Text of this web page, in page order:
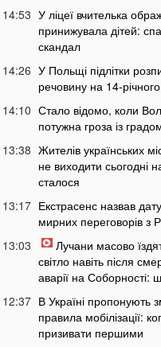
14:53 У ліцеї вчителька
принижувала дітей:
скандал
14:26 У Польщі підлітки
речовину на 14-
14:10 Стало відомо, коли
потужна гроза із
13:38 Жителів українських
не виходити сьогодні
сталося
13:17 Екстрасенс назвав
мирних переговорів з
13:03
Лучани масово
світло навіть після
аварії на Соборності:
12:37 В Україні пропонують
правила мобілізації:
призивати першими